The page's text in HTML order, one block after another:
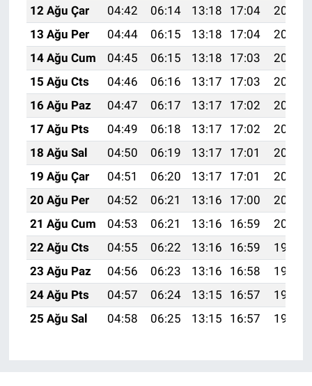
12 Ağu Çar
04:42 06:14 13:18 17:04
20:12
13 Ağu Per
04:44 06:15 13:18 17:04
20:11
14 Ağu Cum
04:45 06:15 13:18 17:03
20:10
15 Ağu Cts
04:46 06:16 13:17 17:03
20:08
16 Ağu Paz
04:47 06:17 13:17 17:02
20:07
17 Ağu Pts
04:49 06:18 13:17 17:02
20:06
18 Ağu Sal
04:50 06:19 13:17 17:01
20:05
19 Ağu Çar
04:51 06:20 13:17 17:01
20:03
20 Ağu Per
04:52 06:21 13:16 17:00
20:02
21 Ağu Cum
04:53 06:21 13:16 16:59
20:01
22 Ağu Cts
04:55 06:22 13:16 16:59
19:59
23 Ağu Paz
04:56 06:23 13:16 16:58
19:58
24 Ağu Pts
04:57 06:24 13:15 16:57
19:57
25 Ağu Sal
04:58 06:25 13:15 16:57 19:55